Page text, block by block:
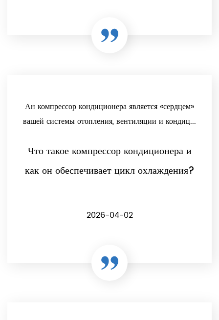
Ан компрессор кондиционера является «сердцем»
вашей системы отопления, вентиляции и кондиц...
Что такое компрессор кондиционера и
как он обеспечивает цикл охлаждения?
2026-04-02